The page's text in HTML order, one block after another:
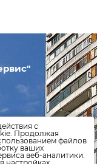
с
Продолжая
файлов
ваших
веб-аналитики.